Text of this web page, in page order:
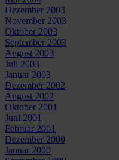
Dezember 2003
November 2003
Oktober 2003
September 2003
August 2003
Juli 2003
Januar 2003
Dezember 2002
August 2002
Oktober 2001
Juni 2001
Februar 2001
Dezember 2000
Januar 2000